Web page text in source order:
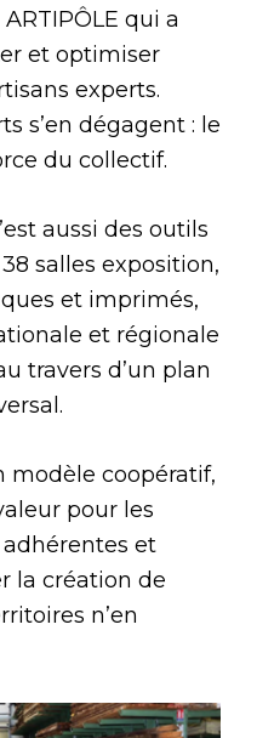
qui a
et optimiser
experts.
s’en dégagent : le
du collectif.
aussi des outils
salles exposition,
et imprimés,
et régionale
travers d’un plan
modèle coopératif,
pour les
et
la création de
n’en